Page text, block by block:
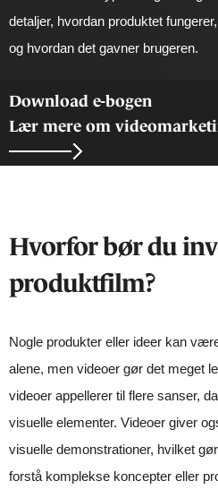
detaljer, hvordan produktet
og hvordan det gavner brugeren.
Download e-bogen
Lær mere om
Hvorfor bør du
produktfilm?
Nogle produkter eller ideer kan
alene, men videoer gør det meget
videoer appellerer til flere sanser,
visuelle elementer. Videoer giver
visuelle demonstrationer, hvilket
forstå komplekse koncepter eller